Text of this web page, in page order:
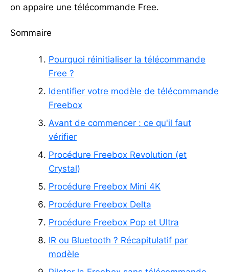
on appaire une télécommande Free.
Sommaire
Pourquoi réinitialiser la télécommande
Free ?
Identifier votre modèle de télécommande
Freebox
Avant de commencer : ce qu'il faut
vérifier
Procédure Freebox Revolution (et
Crystal)
Procédure Freebox Mini 4K
Procédure Freebox Delta
Procédure Freebox Pop et Ultra
IR ou Bluetooth ? Récapitulatif par
modèle